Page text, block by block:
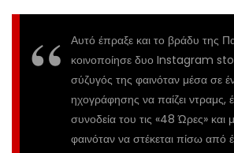
Αυτό έπραξε και το βράδυ της
κοινοποίησε δυο Instagram
σύζυγός της φαινόταν μέσα σε
ηχογράφησης να παίζει ντραμς,
συνοδεία του τις «48 Ώρες» και
φαινόταν να στέκεται πίσω από